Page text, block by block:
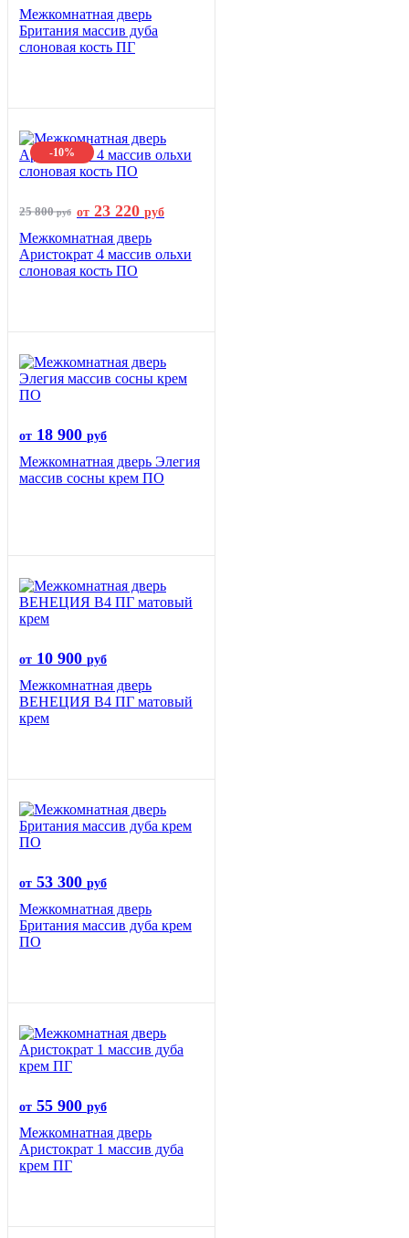
Межкомнатная дверь
Британия массив дуба
слоновая кость ПГ
-10%
25 800руб от 23 220 руб
Межкомнатная дверь
Аристократ 4 массив ольхи
слоновая кость ПО
от 18 900 руб
Межкомнатная дверь Элегия
массив сосны крем ПО
от 10 900 руб
Межкомнатная дверь
ВЕНЕЦИЯ B4 ПГ матовый
крем
от 53 300 руб
Межкомнатная дверь
Британия массив дуба крем
ПО
от 55 900 руб
Межкомнатная дверь
Аристократ 1 массив дуба
крем ПГ